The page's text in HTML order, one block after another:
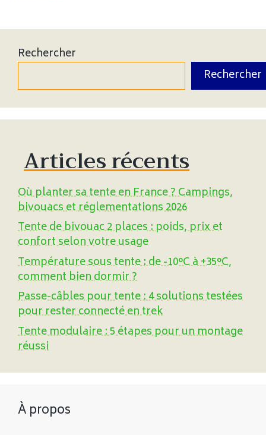
Rechercher
Rechercher
Articles récents
Où planter sa tente en France ? Campings,
bivouacs et réglementations 2026
Tente de bivouac 2 places : poids, prix et
confort selon votre usage
Température sous tente : de -10°C à +35°C,
comment bien dormir ?
Passe-câbles pour tente : 4 solutions testées
pour rester connecté en trek
Tente modulaire : 5 étapes pour un montage
réussi
À propos